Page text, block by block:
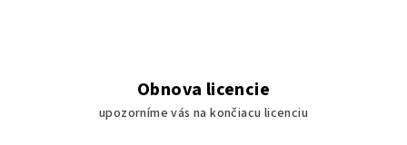
Obnova licencie
upozorníme vás na končiacu licenciu